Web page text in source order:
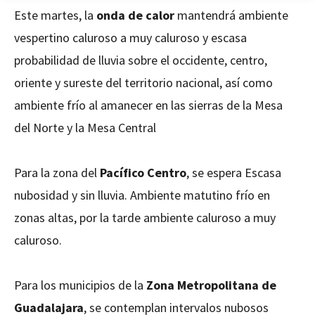
Este martes, la onda de calor mantendrá ambiente
vespertino caluroso a muy caluroso y escasa
probabilidad de lluvia sobre el occidente, centro,
oriente y sureste del territorio nacional, así como
ambiente frío al amanecer en las sierras de la Mesa
del Norte y la Mesa Central
Para la zona del Pacífico Centro, se espera Escasa
nubosidad y sin lluvia. Ambiente matutino frío en
zonas altas, por la tarde ambiente caluroso a muy
caluroso.
Para los municipios de la Zona Metropolitana de
Guadalajara, se contemplan intervalos nubosos